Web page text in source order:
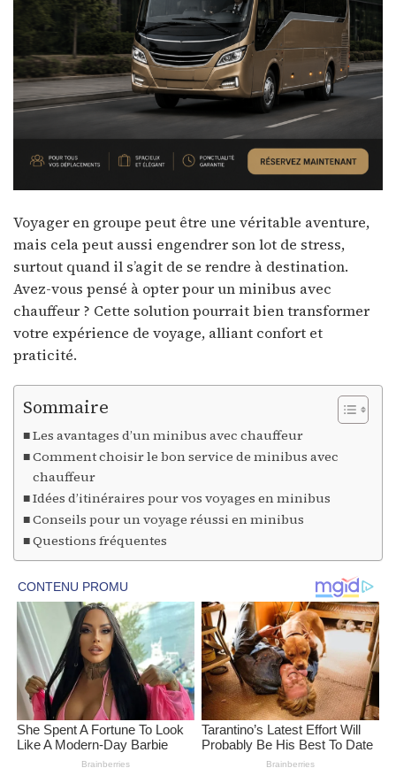
Voyager en groupe peut être une véritable aventure,
mais cela peut aussi engendrer son lot de stress,
surtout quand il s’agit de se rendre à destination.
Avez-vous pensé à opter pour un minibus avec
chauffeur ? Cette solution pourrait bien transformer
votre expérience de voyage, alliant confort et
praticité.
Sommaire
Les avantages d’un minibus avec chauffeur
Comment choisir le bon service de minibus avec
chauffeur
Idées d’itinéraires pour vos voyages en minibus
Conseils pour un voyage réussi en minibus
Questions fréquentes